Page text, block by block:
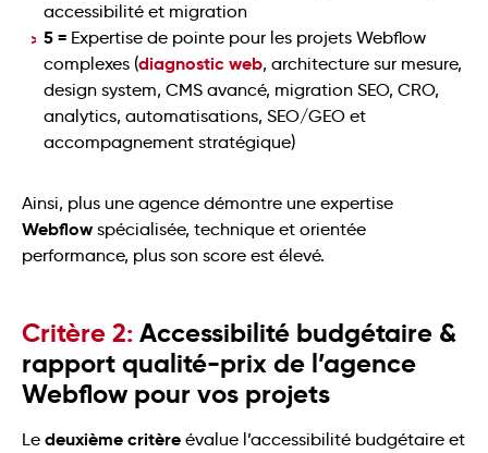
accessibilité et migration
5 = Expertise de pointe pour les projets Webflow
complexes (diagnostic web, architecture sur mesure,
design system, CMS avancé, migration SEO, CRO,
analytics, automatisations, SEO/GEO et
accompagnement stratégique)
Ainsi, plus une agence démontre une expertise
Webflow spécialisée, technique et orientée
performance, plus son score est élevé.
Critère 2: Accessibilité budgétaire &
rapport qualité-prix de l’agence
Webflow pour vos projets
Le deuxième critère évalue l’accessibilité budgétaire et